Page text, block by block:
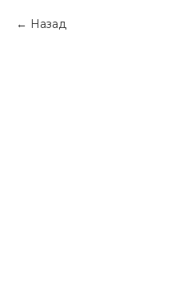
Назад